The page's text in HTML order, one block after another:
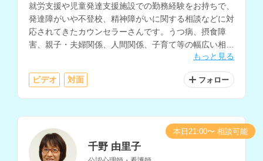
就労支援や児童発達支援施設での勤務経験をお持ちで、
発達障がいや不登校、精神障がいに関する相談などに対
応されてきたカウンセラーさんです。うつ病、摂食障
害、親子・夫婦関係、人間関係、子育て等の幅広い相談
内容や、認知行動療法にも対応されています。もっと見る
ビデオ 対面 フォロー
千野 由里子
本日21:00〜 相談可能